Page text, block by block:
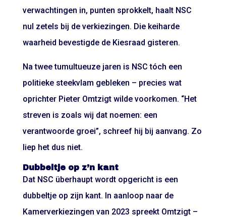
verwachtingen in, punten sprokkelt, haalt NSC
nul zetels bij de verkiezingen. Die keiharde
waarheid bevestigde de Kiesraad gisteren.
Na twee tumultueuze jaren is NSC tóch een
politieke steekvlam gebleken – precies wat
oprichter Pieter Omtzigt wilde voorkomen. “Het
streven is zoals wij dat noemen: een
verantwoorde groei”, schreef hij bij aanvang. Zo
liep het dus niet.
Dubbeltje op z’n kant
Dat NSC überhaupt wordt opgericht is een
dubbeltje op zijn kant. In aanloop naar de
Kamerverkiezingen van 2023 spreekt Omtzigt –